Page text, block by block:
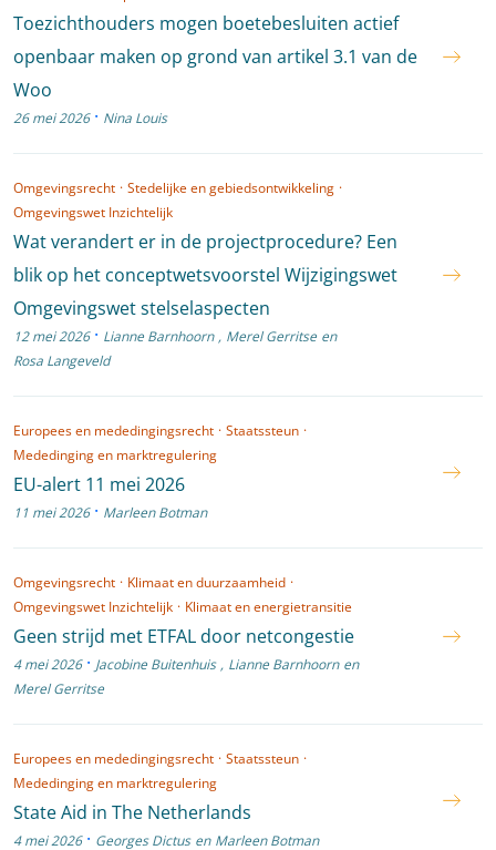
Toezichthouders mogen boetebesluiten actief
openbaar maken op grond van artikel 3.1 van de
Woo
26 mei 2026 · Nina Louis
Omgevingsrecht · Stedelijke en gebiedsontwikkeling ·
Omgevingswet Inzichtelijk
Wat verandert er in de projectprocedure? Een
blik op het conceptwetsvoorstel Wijzigingswet
Omgevingswet stelselaspecten
12 mei 2026 · Lianne Barnhoorn , Merel Gerritse en
Rosa Langeveld
Europees en mededingingsrecht · Staatssteun ·
Mededinging en marktregulering
EU-alert 11 mei 2026
11 mei 2026 · Marleen Botman
Omgevingsrecht · Klimaat en duurzaamheid ·
Omgevingswet Inzichtelijk · Klimaat en energietransitie
Geen strijd met ETFAL door netcongestie
4 mei 2026 · Jacobine Buitenhuis , Lianne Barnhoorn en
Merel Gerritse
Europees en mededingingsrecht · Staatssteun ·
Mededinging en marktregulering
State Aid in The Netherlands
4 mei 2026 · Georges Dictus en Marleen Botman